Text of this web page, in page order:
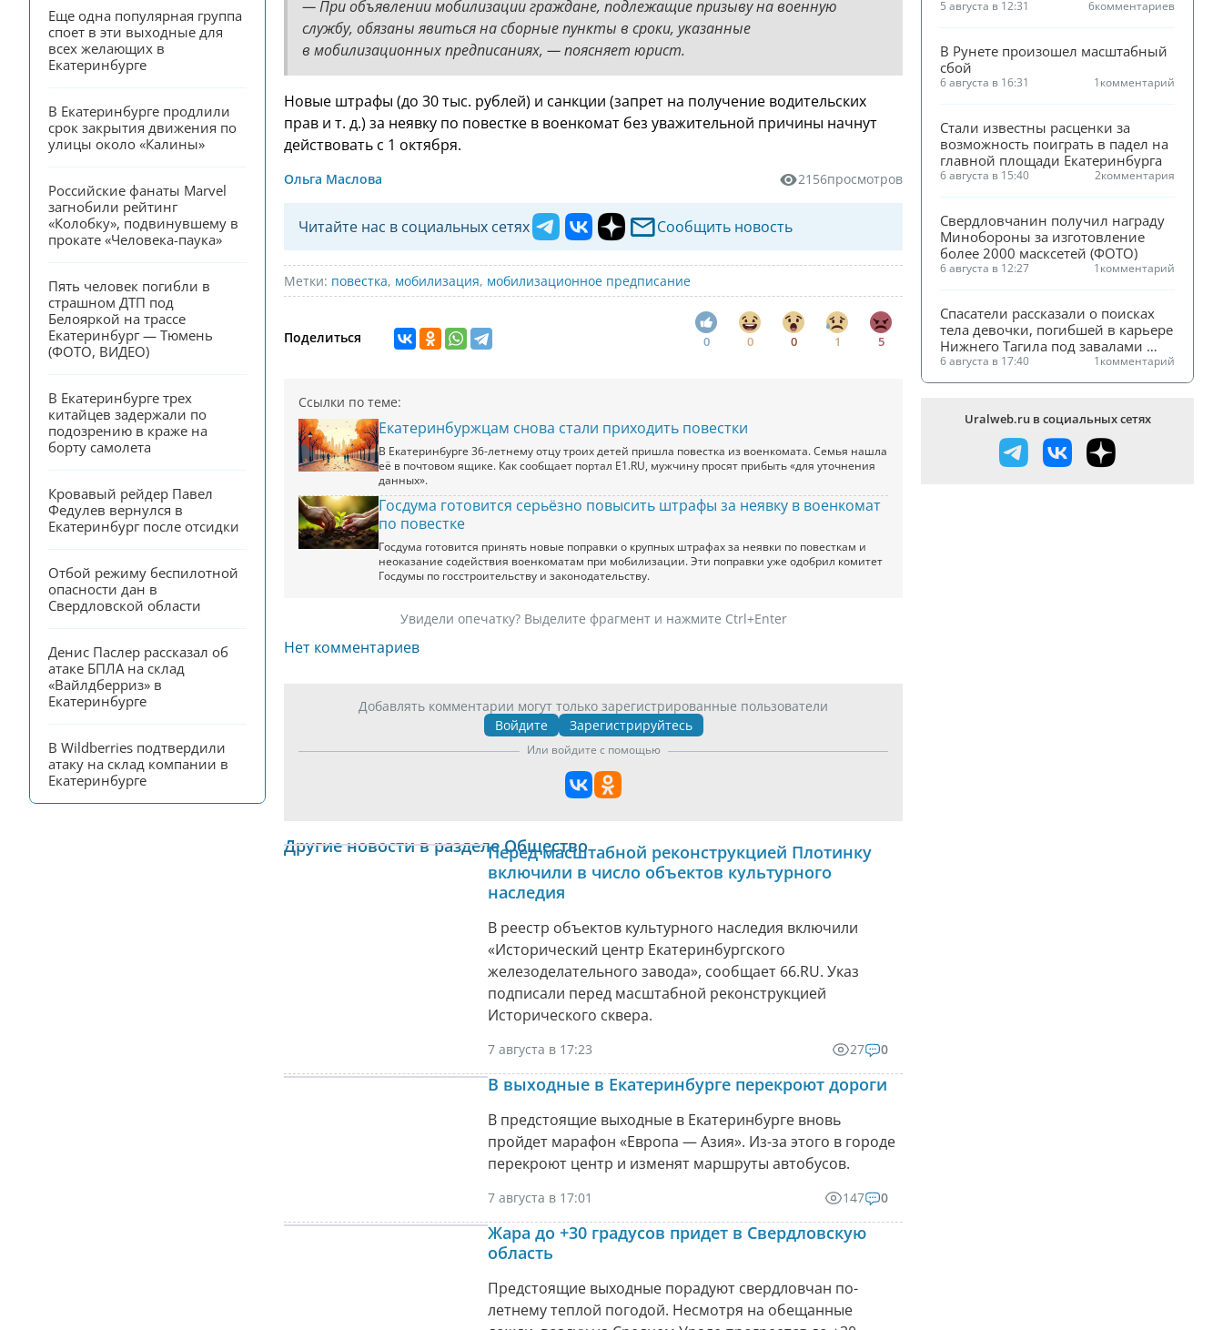
Еще одна популярная группа
споет в эти выходные для
всех желающих в
Екатеринбурге
В Екатеринбурге продлили
срок закрытия движения по
улицы около «Калины»
Российские фанаты Marvel
загнобили рейтинг
«Колобку», подвинувшему в
прокате «Человека-паука»
Пять человек погибли в
страшном ДТП под
Белояркой на трассе
Екатеринбург — Тюмень
(ФОТО, ВИДЕО)
В Екатеринбурге трех
китайцев задержали по
подозрению в краже на
борту самолета
Кровавый рейдер Павел
Федулев вернулся в
Екатеринбург после отсидки
Отбой режиму беспилотной
опасности дан в
Свердловской области
Денис Паслер рассказал об
атаке БПЛА на склад
«Вайлдберриз» в
Екатеринбурге
В Wildberries подтвердили
атаку на склад компании в
Екатеринбурге
— При объявлении мобилизации граждане, подлежащие призыву на военную
службу, обязаны явиться на сборные пункты в сроки, указанные
в мобилизационных предписаниях, — поясняет юрист.
Новые штрафы (до 30 тыс. рублей) и санкции (запрет на получение водительских
прав и т. д.) за неявку по повестке в военкомат без уважительной причины начнут
действовать с 1 октября.
Ольга Маслова 2156просмотров
Читайте нас в социальных сетях Сообщить новость
Метки: повестка, мобилизация, мобилизационное предписание
Поделиться 0 0 0 1 5
Ссылки по теме:
Екатеринбуржцам снова стали приходить повестки
В Екатеринбурге 36-летнему отцу троих детей пришла повестка из военкомата. Семья нашла
её в почтовом ящике. Как сообщает портал Е1.RU, мужчину просят прибыть «для уточнения
данных».
Госдума готовится серьёзно повысить штрафы за неявку в военкомат
по повестке
Госдума готовится принять новые поправки о крупных штрафах за неявки по повесткам и
неоказание содействия военкоматам при мобилизации. Эти поправки уже одобрил комитет
Госдумы по госстроительству и законодательству.
Увидели опечатку? Выделите фрагмент и нажмите Ctrl+Enter
Нет комментариев
Добавлять комментарии могут только зарегистрированные пользователи
Войдите
Зарегистрируйтесь
Или войдите с помощью
Другие новости в разделе ОбществоПеред масштабной реконструкцией Плотинку
включили в число объектов культурного
наследия
В реестр объектов культурного наследия включили
«Исторический центр Екатеринбургского
железоделательного завода», сообщает 66.RU. Указ
подписали перед масштабной реконструкцией
Исторического сквера.
7 августа в 17:23 27 0
В выходные в Екатеринбурге перекроют дороги
В предстоящие выходные в Екатеринбурге вновь
пройдет марафон «Европа — Азия». Из-за этого в городе
перекроют центр и изменят маршруты автобусов.
7 августа в 17:01 147 0
Жара до +30 градусов придет в Свердловскую
область
Предстоящие выходные порадуют свердловчан по-
летнему теплой погодой. Несмотря на обещанные
5 августа в 12:31 6комментариев
В Рунете произошел масштабный
сбой
6 августа в 16:31 1комментарий
Стали известны расценки за
возможность поиграть в падел на
главной площади Екатеринбурга
6 августа в 15:40 2комментария
Свердловчанин получил награду
Минобороны за изготовление
более 2000 масксетей (ФОТО)
6 августа в 12:27 1комментарий
Спасатели рассказали о поисках
тела девочки, погибшей в карьере
Нижнего Тагила под завалами
песка
6 августа в 17:40 1комментарий
Uralweb.ru в социальных сетях